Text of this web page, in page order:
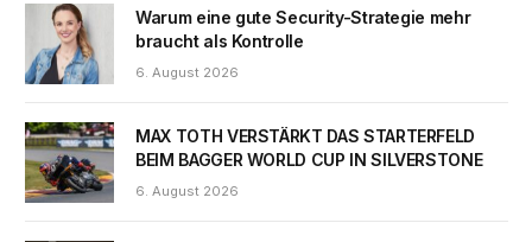
Warum eine gute Security-Strategie mehr
braucht als Kontrolle
6. August 2026
MAX TOTH VERSTÄRKT DAS STARTERFELD
BEIM BAGGER WORLD CUP IN SILVERSTONE
6. August 2026